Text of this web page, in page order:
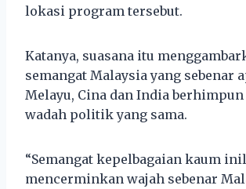
lokasi program tersebut.
Katanya, suasana itu
semangat Malaysia yang sebenar
Melayu, Cina dan India berhimpun
wadah politik yang sama.
“Semangat kepelbagaian kaum
mencerminkan wajah sebenar